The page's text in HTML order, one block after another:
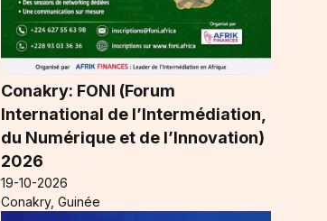
Conakry: FONI (Forum
International de l’Intermédiation,
du Numérique et de l’Innovation)
2026
19-10-2026
Conakry, Guinée